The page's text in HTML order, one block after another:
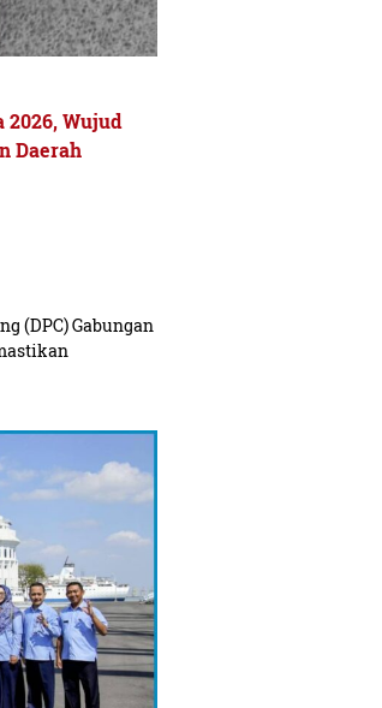
2026, Wujud
Daerah
(DPC) Gabungan